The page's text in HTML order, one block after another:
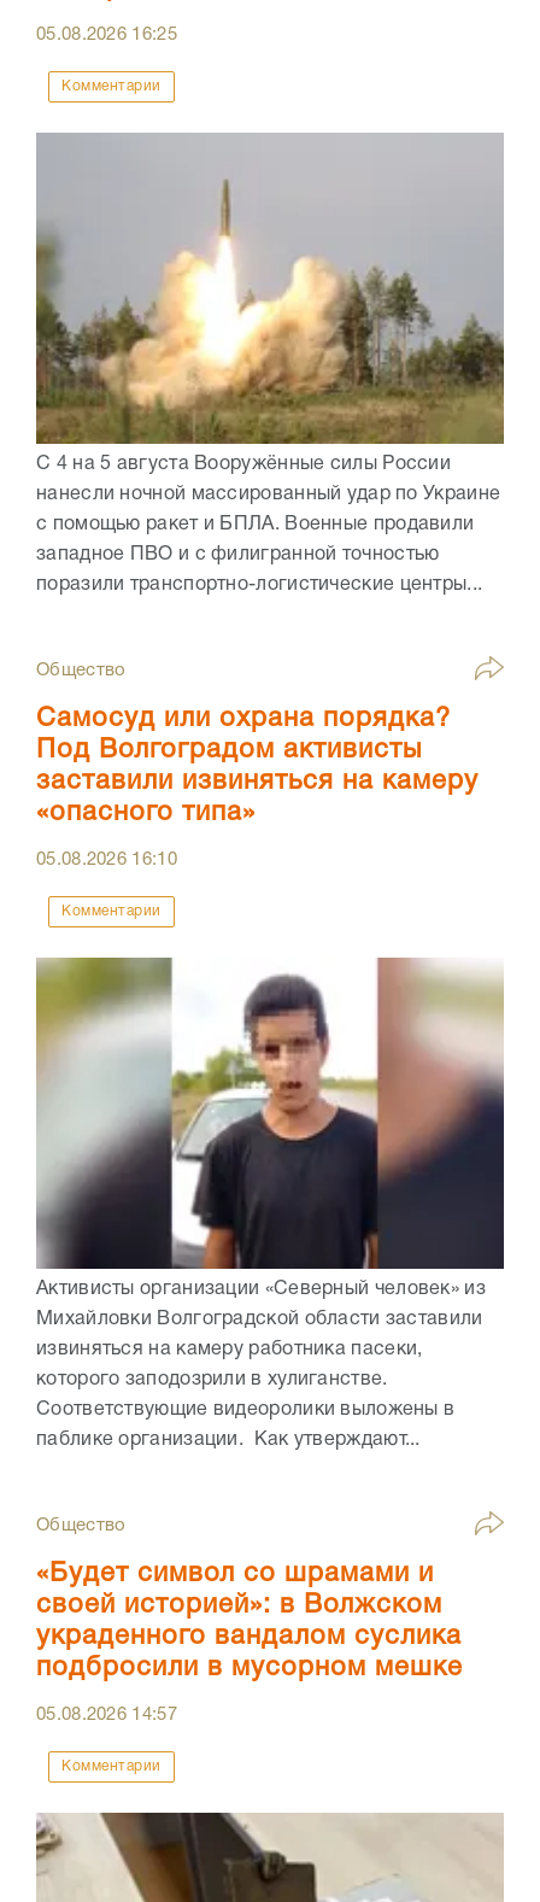
05.08.2026 16:25
Комментарии
С 4 на 5 августа Вооружённые силы России
нанесли ночной массированный удар по Украине
с помощью ракет и БПЛА. Военные продавили
западное ПВО и с филигранной точностью
поразили транспортно-логистические центры...
Общество
Самосуд или охрана порядка?
Под Волгоградом активисты
заставили извиняться на камеру
«опасного типа»
05.08.2026 16:10
Комментарии
Активисты организации «Северный человек» из
Михайловки Волгоградской области заставили
извиняться на камеру работника пасеки,
которого заподозрили в хулиганстве.
Соответствующие видеоролики выложены в
паблике организации. Как утверждают...
Общество
«Будет символ со шрамами и
своей историей»: в Волжском
украденного вандалом суслика
подбросили в мусорном мешке
05.08.2026 14:57
Комментарии